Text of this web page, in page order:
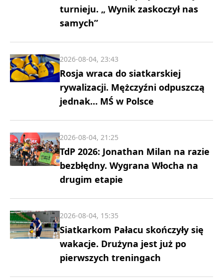
turnieju. „ Wynik zaskoczył nas
samych”
Rosja wraca do siatkarskiej
rywalizacji. Mężczyźni odpuszczą
jednak… MŚ w Polsce
2026-08-04, 23:43
TdP 2026: Jonathan Milan na razie
bezbłędny. Wygrana Włocha na
drugim etapie
2026-08-04, 21:25
Siatkarkom Pałacu skończyły się
wakacje. Drużyna jest już po
pierwszych treningach
2026-08-04, 15:35